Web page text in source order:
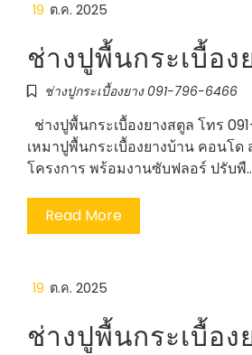
19 ต.ค. 2025
ช่างปูพื้นกระเบื้อง
ช่างปูกระเบื้องยาง 091-796-6466
ช่างปูพื้นกระเบื้องยางสตูล โทร
เหมาปูพื้นกระเบื้องยางบ้าน คอนโด
โครงการ พร้อมงานซับฟลอร์ ปรับพื
Read More
19 ต.ค. 2025
ช่างปูพื้นกระเบื้อง